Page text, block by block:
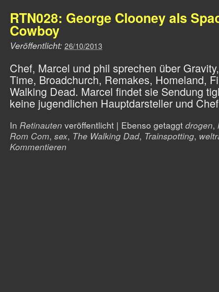
RTN028: George Clooney als
Cowboy
Veröffentlicht: 26/10/2013
Chef, Marcel und phil sprechen über
Time, Broadchurch, Remakes, Homeland,
Walking Dead. Marcel findet sie Sendung
keine jugendlichen Hauptdarsteller und
In Retinauten veröffentlicht | Ebenso getaggt drogen,
Rom Com, sex, The Walking Dad, Trainspotting,
Kommentieren